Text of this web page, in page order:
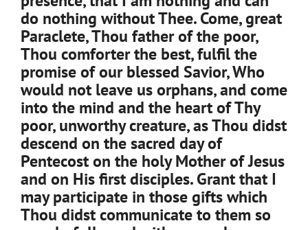
do nothing without Thee. Come, great
Paraclete, Thou father of the poor,
Thou comforter the best, fulfil the
promise of our blessed Savior, Who
would not leave us orphans, and come
into the mind and the heart of Thy
poor, unworthy creature, as Thou didst
descend on the sacred day of
Pentecost on the holy Mother of Jesus
and on His first disciples. Grant that I
may participate in those gifts which
Thou didst communicate to them so